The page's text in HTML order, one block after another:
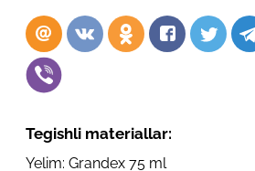
Tegishli materiallar:
Yelim: Grandex 75 ml